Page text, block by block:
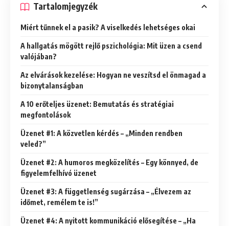
Tartalomjegyzék
Miért tűnnek el a pasik? A viselkedés lehetséges okai
A hallgatás mögött rejlő pszichológia: Mit üzen a csend
valójában?
Az elvárások kezelése: Hogyan ne veszítsd el önmagad a
bizonytalanságban
A 10 erőteljes üzenet: Bemutatás és stratégiai
megfontolások
Üzenet #1: A közvetlen kérdés – „Minden rendben
veled?”
Üzenet #2: A humoros megközelítés – Egy könnyed, de
figyelemfelhívó üzenet
Üzenet #3: A függetlenség sugárzása – „Élvezem az
időmet, remélem te is!”
Üzenet #4: A nyitott kommunikáció elősegítése – „Ha